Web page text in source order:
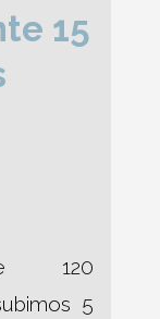
15
120
5